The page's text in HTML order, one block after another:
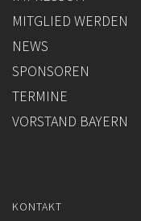
MITGLIED WERDEN
NEWS
SPONSOREN
TERMINE
VORSTAND BAYERN
KONTAKT